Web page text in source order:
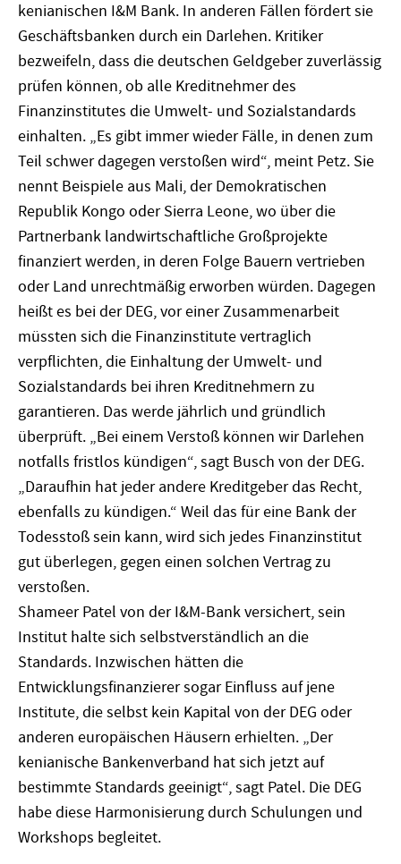
kenianischen I&M Bank. In anderen Fällen fördert sie
Geschäftsbanken durch ein Darlehen. Kritiker
bezweifeln, dass die deutschen Geldgeber zuverlässig
prüfen können, ob alle Kreditnehmer des
Finanzinstitutes die Umwelt- und Sozialstandards
einhalten. „Es gibt immer wieder Fälle, in denen zum
Teil schwer dagegen verstoßen wird“, meint Petz. Sie
nennt Beispiele aus Mali, der Demokratischen
Republik Kongo oder Sierra Leone, wo über die
Partnerbank landwirtschaftliche Großprojekte
finanziert werden, in deren Folge Bauern vertrieben
oder Land unrechtmäßig erworben würden. Dagegen
heißt es bei der DEG, vor einer Zusammenarbeit
müssten sich die Finanzinstitute vertraglich
verpflichten, die Einhaltung der Umwelt- und
Sozialstandards bei ihren Kreditnehmern zu
garantieren. Das werde jährlich und gründlich
überprüft. „Bei einem Verstoß können wir Darlehen
notfalls fristlos kündigen“, sagt Busch von der DEG.
„Daraufhin hat jeder andere Kreditgeber das Recht,
ebenfalls zu kündigen.“ Weil das für eine Bank der
Todesstoß sein kann, wird sich jedes Finanzinstitut
gut überlegen, gegen einen solchen Vertrag zu
verstoßen.
Shameer Patel von der I&M-Bank versichert, sein
Institut halte sich selbstverständlich an die
Standards. Inzwischen hätten die
Entwicklungsfinanzierer sogar Einfluss auf jene
Institute, die selbst kein Kapital von der DEG oder
anderen europäischen Häusern erhielten. „Der
kenianische Bankenverband hat sich jetzt auf
bestimmte Standards geeinigt“, sagt Patel. Die DEG
habe diese Harmonisierung durch Schulungen und
Workshops begleitet.